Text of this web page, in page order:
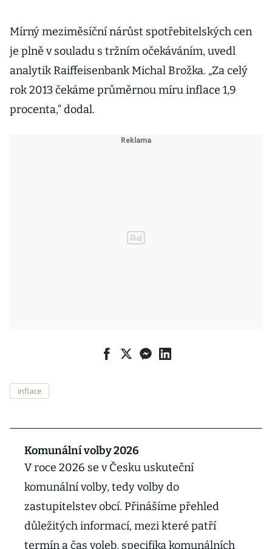
Mírný meziměsíční nárůst spotřebitelských cen
je plně v souladu s tržním očekáváním, uvedl
analytik Raiffeisenbank Michal Brožka. „Za celý
rok 2013 čekáme průměrnou míru inflace 1,9
procenta,“ dodal.
inflace
Komunální volby 2026
V roce 2026 se v Česku uskuteční
komunální volby, tedy volby do
zastupitelstev obcí. Přinášíme přehled
důležitých informací, mezi které patří
termín a čas voleb, specifika komunálních